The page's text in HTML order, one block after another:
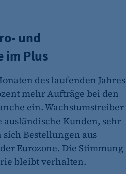
Zweck:
Cookie Laufzeit:
etracker Analytics
Name:
Anbieter:
und
im Plus
des laufenden Jahres
mehr Aufträge bei den
ein. Wachstumstreiber
Kunden, sehr
Bestellungen aus
Eurozone. Die Stimmung
bleibt verhalten.